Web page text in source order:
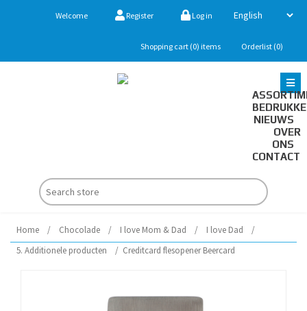
Welcome Register Log in
Shopping cart (0) items Orderlist (0)
NIEUWS
OVER
ONS
CONTACT
Home / Chocolade / I love Mom & Dad / I love Dad
/
5. Additionele producten
/ Creditcard flesopener Beercard